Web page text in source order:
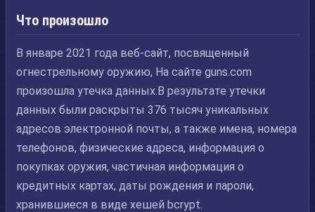
Что произошло
В январе 2021 года веб-сайт, посвященный
огнестрельному оружию, На сайте guns.com
произошла утечка данных.В результате утечки
данных были раскрыты 376 тысяч уникальных
адресов электронной почты, а также имена, номера
телефонов, физические адреса, информация о
покупках оружия, частичная информация о
кредитных картах, даты рождения и пароли,
хранившиеся в виде хешей bcrypt.